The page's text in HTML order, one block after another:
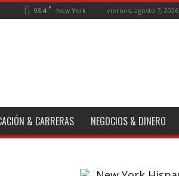
93.4 F New York viernes, agosto 7, 2026
& CARRERAS NEGOCIOS & DINERO